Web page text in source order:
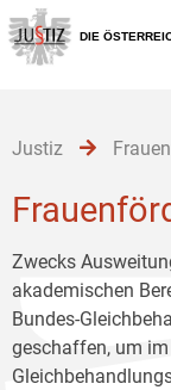
Zur
Hauptnavigation
[1]
Zum
Inhalt
[2]
Zum
Untermenü
[3]
DIE
Justiz
Zwecks
akademischen
Bundes-
geschaffen, um